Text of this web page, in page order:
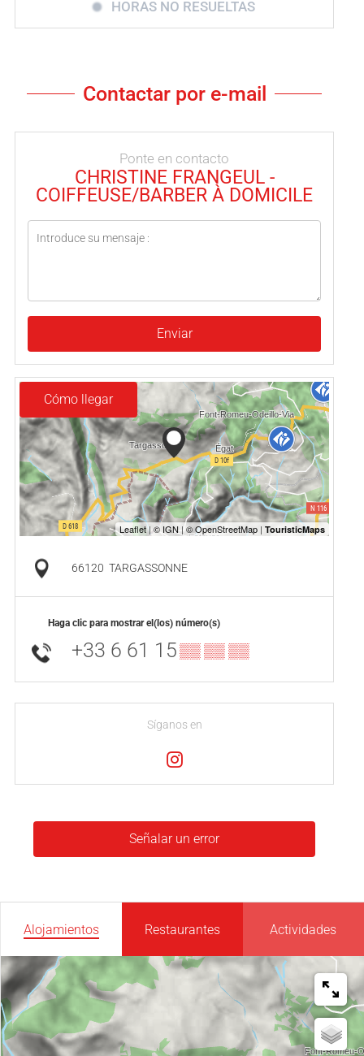
HORAS NO RESUELTAS
Contactar por e-mail
Ponte en contacto
CHRISTINE FRANGEUL -
COIFFEUSE/BARBER À DOMICILE
Enviar
Cómo llegar
66120 TARGASSONNE
Haga clic para mostrar el(los) número(s)
+33 6 61 15▒▒ ▒▒ ▒▒
Síganos en
Señalar un error
Alojamientos Restaurantes Actividades